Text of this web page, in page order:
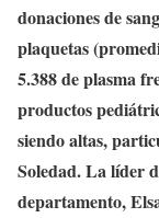
donaciones de
plaquetas
5.388 de plasma
productos
siendo altas,
Soledad. La líder
departamento,